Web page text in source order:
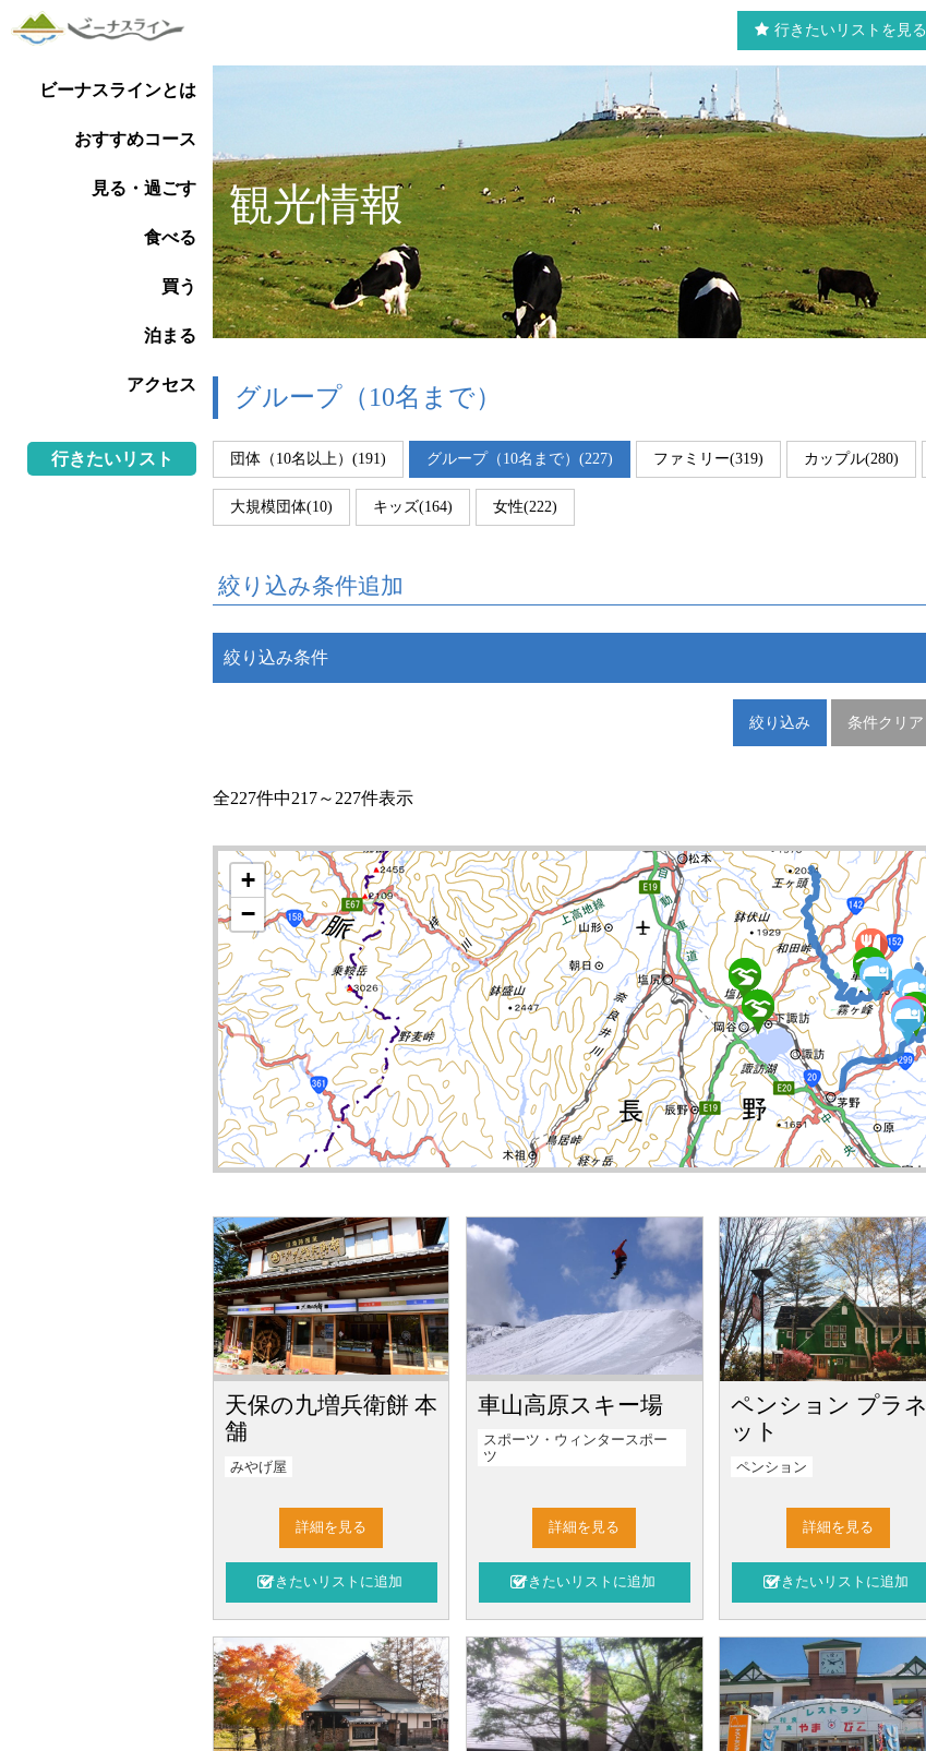
行きたいリストを見る
ビーナスラインとは
おすすめコース
見る・過ごす
食べる
買う
泊まる
アクセス
行きたいリスト
観光情報
グループ（10名まで）
団体（10名以上）(191) グループ（10名まで）(227) ファミリー(319) カップル(280)
大規模団体(10) キッズ(164) 女性(222)
絞り込み条件追加
絞り込み条件
全227件中217～227件表示
+
−
天保の九増兵衛餅 本
舗
みやげ屋
詳細を見る
車山高原スキー場
スポーツ・ウィンタースポー
ツ
詳細を見る
ペンション プラネ
ット
ペンション
詳細を見る